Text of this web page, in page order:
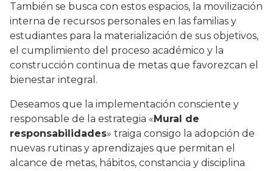
También se busca con estos espacios, la movilización
interna de recursos personales en las familias y
estudiantes para la materialización de sus objetivos,
el cumplimiento del proceso académico y la
construcción continua de metas que favorezcan el
bienestar integral.
Deseamos que la implementación consciente y
responsable de la estrategia «Mural de
responsabilidades» traiga consigo la adopción de
nuevas rutinas y aprendizajes que permitan el
alcance de metas, hábitos, constancia y disciplina